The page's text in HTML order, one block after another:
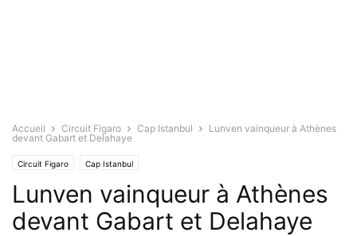
Accueil Circuit Figaro Cap Istanbul
Lunven vainqueur à Athènes
devant Gabart et Delahaye
Circuit Figaro Cap Istanbul
Lunven vainqueur à Athènes
devant Gabart et Delahaye